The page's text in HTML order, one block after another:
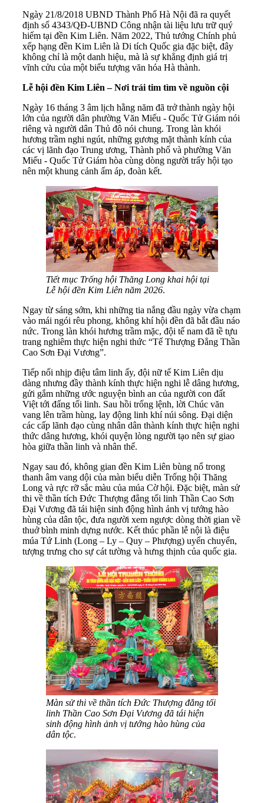
Ngày 21/8/2018 UBND Thành Phố Hà Nội đã ra quyết
định số 4343/QĐ-UBND Công nhận tài liệu lưu trữ quý
hiếm tại đền Kim Liên. Năm 2022, Thủ tướng Chính phủ
xếp hạng đền Kim Liên là Di tích Quốc gia đặc biệt, đây
không chỉ là một danh hiệu, mà là sự khẳng định giá trị
vĩnh cửu của một biểu tượng văn hóa Hà thành.
Lễ hội đền Kim Liên– Nơi trái tim tìm về nguồn cội
Ngày 16 tháng 3 âm lịch hằng năm đã trở thành ngày hội
lớn của người dân phường Văn Miếu - Quốc Tử Giám nói
riêng và người dân Thủ đô nói chung. Trong làn khói
hương trầm nghi ngút, những gương mặt thành kính của
các vị lãnh đạo Trung ương, Thành phố và phường Văn
Miếu - Quốc Tử Giám hòa cùng dòng người trẩy hội tạo
nên một khung cảnh ấm áp, đoàn kết.
Tiết mục Trống hội Thăng Long khai hội tại
Lễ hội đền Kim Liên năm 2026.
Ngay từ sáng sớm, khi những tia nắng đầu ngày vừa chạm
vào mái ngói rêu phong, không khí hội đền đã bắt đầu náo
nức. Trong làn khói hương trầm mặc, đội tế nam đã tề tựu
trang nghiêm thực hiện nghi thức “Tế Thượng Đẳng Thần
Cao Sơn Đại Vương”.
Tiếp nối nhịp điệu tâm linh ấy, đội nữ tế Kim Liên dịu
dàng nhưng đầy thành kính thực hiện nghi lễ dâng hương,
gửi gắm những ước nguyện bình an của người con đất
Việt tới đấng tối linh. Sau hồi trống lệnh, lời Chúc văn
vang lên trầm hùng, lay động linh khí núi sông. Đại diện
các cấp lãnh đạo cùng nhân dân thành kính thực hiện nghi
thức dâng hương, khói quyện lòng người tạo nên sự giao
hòa giữa thần linh và nhân thế.
Ngay sau đó, không gian đền Kim Liên bùng nổ trong
thanh âm vang dội của màn biểu diễn Trống hội Thăng
Long và rực rỡ sắc màu của múa Cờ hội. Đặc biệt, màn sử
thi về thần tích Đức Thượng đẳng tối linh Thần Cao Sơn
Đại Vương đã tái hiện sinh động hình ảnh vị tướng hào
hùng của dân tộc, đưa người xem ngược dòng thời gian về
thuở bình minh dựng nước. Kết thúc phần lễ nội là điệu
múa Tứ Linh (Long – Ly – Quy – Phượng) uyển chuyển,
tượng trưng cho sự cát tường và hưng thịnh của quốc gia.
Màn sử thi về thần tích Đức Thượng đẳng tối
linh Thần Cao Sơn Đại Vương đã tái hiện
sinh động hình ảnh vị tướng hào hùng của
dân tộc.